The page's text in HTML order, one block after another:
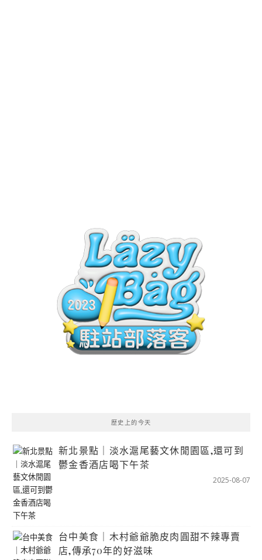
歷史上的今天
新北景點｜淡水滬尾藝文休閒園區,還可到
鬱金香酒店喝下午茶
2025-08-07
台中美食｜木村爺爺脆皮肉圓甜不辣專賣
店,傳承70年的好滋味